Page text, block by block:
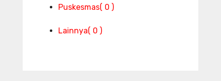
Puskesmas( 0 )
Lainnya( 0 )